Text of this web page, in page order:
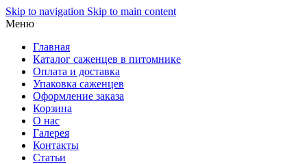
Skip to navigation Skip to main content
Меню
Главная
Каталог саженцев в питомнике
Оплата и доставка
Упаковка саженцев
Оформление заказа
Корзина
О нас
Галерея
Контакты
Статьи